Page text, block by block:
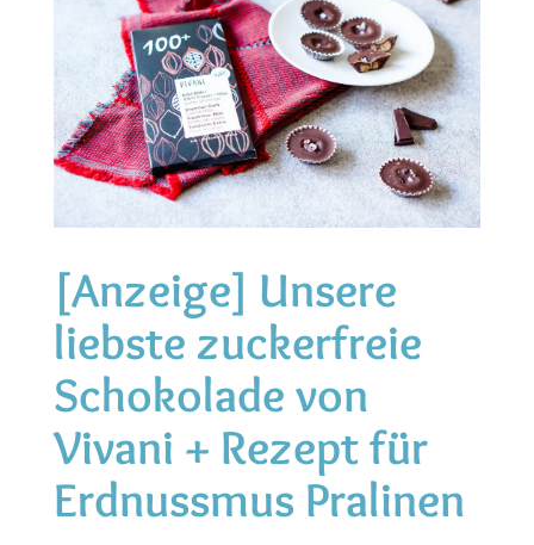
[Anzeige] Unsere
liebste zuckerfreie
Schokolade von
Vivani + Rezept für
Erdnussmus Pralinen